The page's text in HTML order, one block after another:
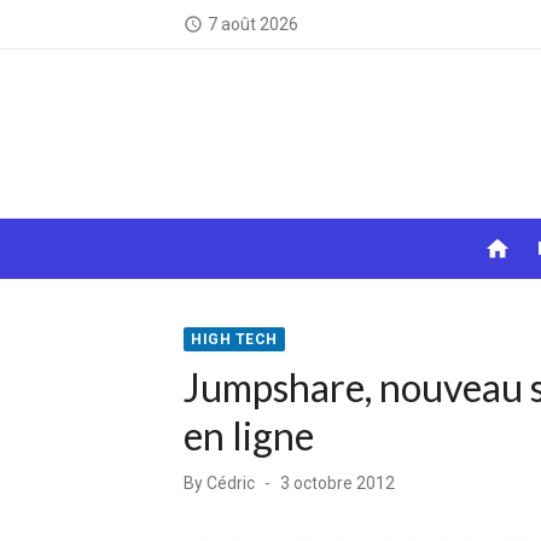
access_time 7 août 2026
home
HIGH TECH
Jumpshare,
en ligne
ByCédric
Posted
3 octobre 2012